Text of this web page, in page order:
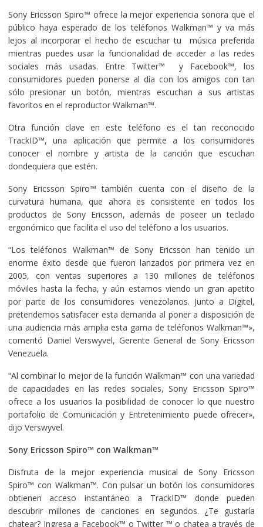
Sony Ericsson Spiro™ ofrece la mejor experiencia sonora que el
público haya esperado de los teléfonos Walkman™ y va más
lejos al incorporar el hecho de escuchar tu música preferida
mientras puedes usar la funcionalidad de acceder a las redes
sociales más usadas. Entre Twitter™ y Facebook™, los
consumidores pueden ponerse al día con los amigos con tan
sólo presionar un botón, mientras escuchan a sus artistas
favoritos en el reproductor Walkman™.
Otra función clave en este teléfono es el tan reconocido
TrackID™, una aplicación que permite a los consumidores
conocer el nombre y artista de la canción que escuchan
dondequiera que estén.
Sony Ericsson Spiro™ también cuenta con el diseño de la
curvatura humana, que ahora es consistente en todos los
productos de Sony Ericsson, además de poseer un teclado
ergonómico que facilita el uso del teléfono a los usuarios.
“Los teléfonos Walkman™ de Sony Ericsson han tenido un
enorme éxito desde que fueron lanzados por primera vez en
2005, con ventas superiores a 130 millones de teléfonos
móviles hasta la fecha, y aún estamos viendo un gran apetito
por parte de los consumidores venezolanos. Junto a Digitel,
pretendemos satisfacer esta demanda al poner a disposición de
una audiencia más amplia esta gama de teléfonos Walkman™»,
comentó Daniel Verswyvel, Gerente General de Sony Ericsson
Venezuela.
“Al combinar lo mejor de la función Walkman™ con una variedad
de capacidades en las redes sociales, Sony Ericsson Spiro™
ofrece a los usuarios la posibilidad de conocer lo que nuestro
portafolio de Comunicación y Entretenimiento puede ofrecer»,
dijo Verswyvel.
Sony Ericsson Spiro™ con Walkman™
Disfruta de la mejor experiencia musical de Sony Ericsson
Spiro™ con Walkman™. Con pulsar un botón los consumidores
obtienen acceso instantáneo a TrackID™ donde pueden
descubrir millones de canciones en segundos. ¿Te gustaría
chatear? Ingresa a Facebook™ o Twitter ™ o chatea a través de